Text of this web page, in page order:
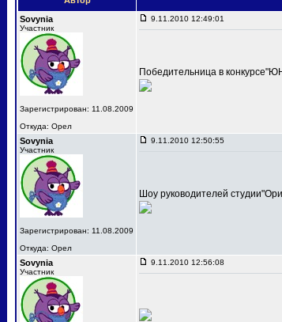
Sovynia
Участник
Зарегистрирован: 11.08.2009
Откуда: Орел
9.11.2010 12:49:01
Победительница в
Sovynia
Участник
Зарегистрирован: 11.08.2009
Откуда: Орел
9.11.2010 12:50:55
Шоу руководителей
Sovynia
Участник
9.11.2010 12:56:08